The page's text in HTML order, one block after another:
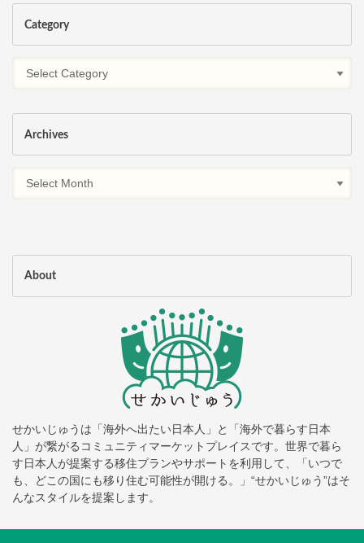
Category
Archives
About
せかいじゅうは「海外へ出たい日本人」と「海外で暮らす日本
人」が繋がるコミュニティマーケットプレイスです。世界で暮ら
す日本人が提案する移住プランやサポートを利用して、「いつで
も、どこの国にも移り住む可能性が開ける。」“せかいじゅう”はそ
んなスタイルを提案します。